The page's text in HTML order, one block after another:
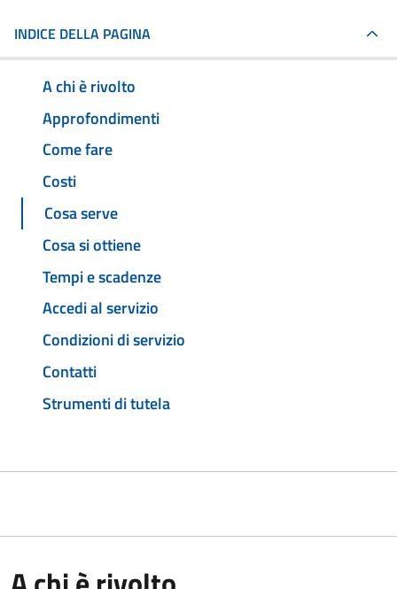
INDICE DELLA PAGINA
A chi è rivolto
Approfondimenti
Come fare
Costi
Cosa serve
Cosa si ottiene
Tempi e scadenze
Accedi al servizio
Condizioni di servizio
Contatti
Strumenti di tutela